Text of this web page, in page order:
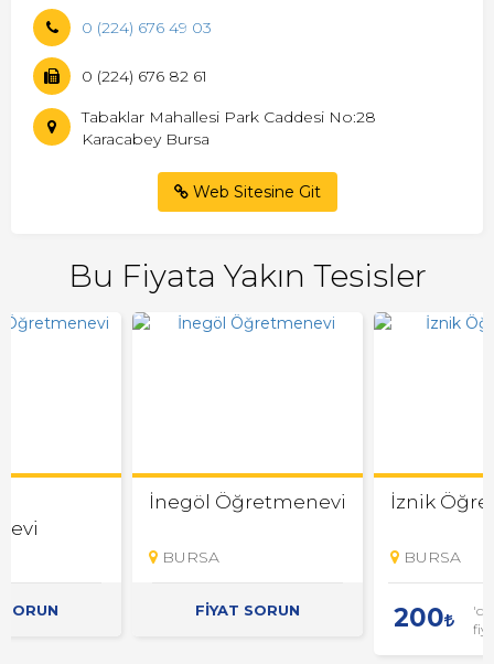
0 (224) 676 49 03
0 (224) 676 82 61
Tabaklar Mahallesi Park Caddesi No:28
Karacabey Bursa
Web Sitesine Git
Bu Fiyata Yakın Tesisler
İnegöl Öğretmenevi
BURSA
FİYAT SORUN
İznik
BURSA
200